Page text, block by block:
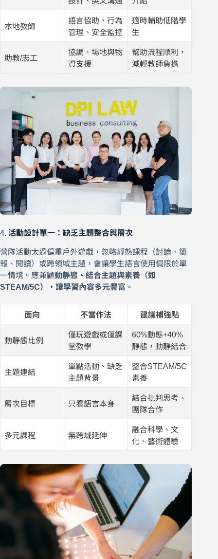
本地教師
語言協助、行為
管理、安全監控
適時輔助低階學
生
助教/志工
協調、場地與物
資支援
幫助流程順利，
減輕教師負擔
4. 活動設計單一：缺乏主題整合與層次
營隊活動太過偏重戶外遊戲，忽略靜態課程（討論、簡
報、閱讀）或跨領域主題，會讓學生語言使用侷限於單
一情境。應兼顧動靜態、結合主題與素養（如
STEAM/5C），讓學習內容多元豐富 。
面向 不當作法 建議補強點
動靜態比例
僅玩遊戲或僅課
堂教學
60%動態+40%
靜態，動靜結合
主題連結
單點活動、缺乏
主題背景
整合STEAM/5C
素養
層次目標 只看語言本身
結合批判思考、
團隊合作
多元課程 無跨域延伸
融合科學、文
化、藝術體驗